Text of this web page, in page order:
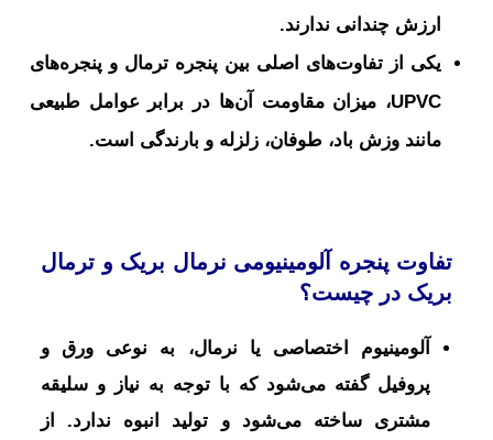
ارزش چندانی ندارند.
یکی از تفاوت‌های اصلی بین پنجره ترمال و پنجره‌های
UPVC، میزان مقاومت آن‌ها در برابر عوامل طبیعی
مانند وزش باد، طوفان، زلزله و بارندگی است.
تفاوت پنجره آلومینیومی نرمال بریک و ترمال
بریک در چیست؟
آلومینیوم اختصاصی یا نرمال، به نوعی ورق و
پروفیل گفته می‌شود که با توجه به نیاز و سلیقه
مشتری ساخته می‌شود و تولید انبوه ندارد. از